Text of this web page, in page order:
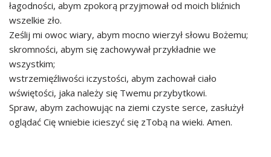
łagodności, abym zpokorą przyjmował od moich bliźnich
wszelkie zło.
Ześlij mi owoc wiary, abym mocno wierzył słowu Bożemu;
skromności, abym się zachowywał przykładnie we
wszystkim;
wstrzemięźliwości iczystości, abym zachował ciało
wświętości, jaka należy się Twemu przybytkowi.
Spraw, abym zachowując na ziemi czyste serce, zasłużył
oglądać Cię wniebie icieszyć się zTobą na wieki. Amen.